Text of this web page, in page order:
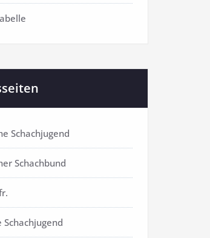
Schachjugend
Schachbund
Schachjugend